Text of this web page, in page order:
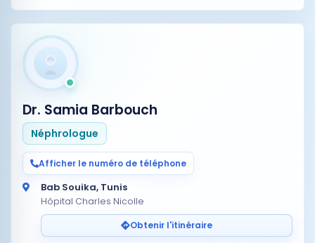
Dr. Samia Barbouch
Néphrologue
Afficher le numéro de téléphone
Bab Souika, Tunis
Hôpital Charles Nicolle
Obtenir l'itinéraire